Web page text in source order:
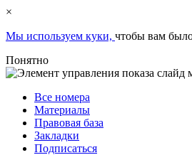
×
Мы используем куки, чтобы вам
Понятно
Все номера
Материалы
Правовая база
Закладки
Подписаться